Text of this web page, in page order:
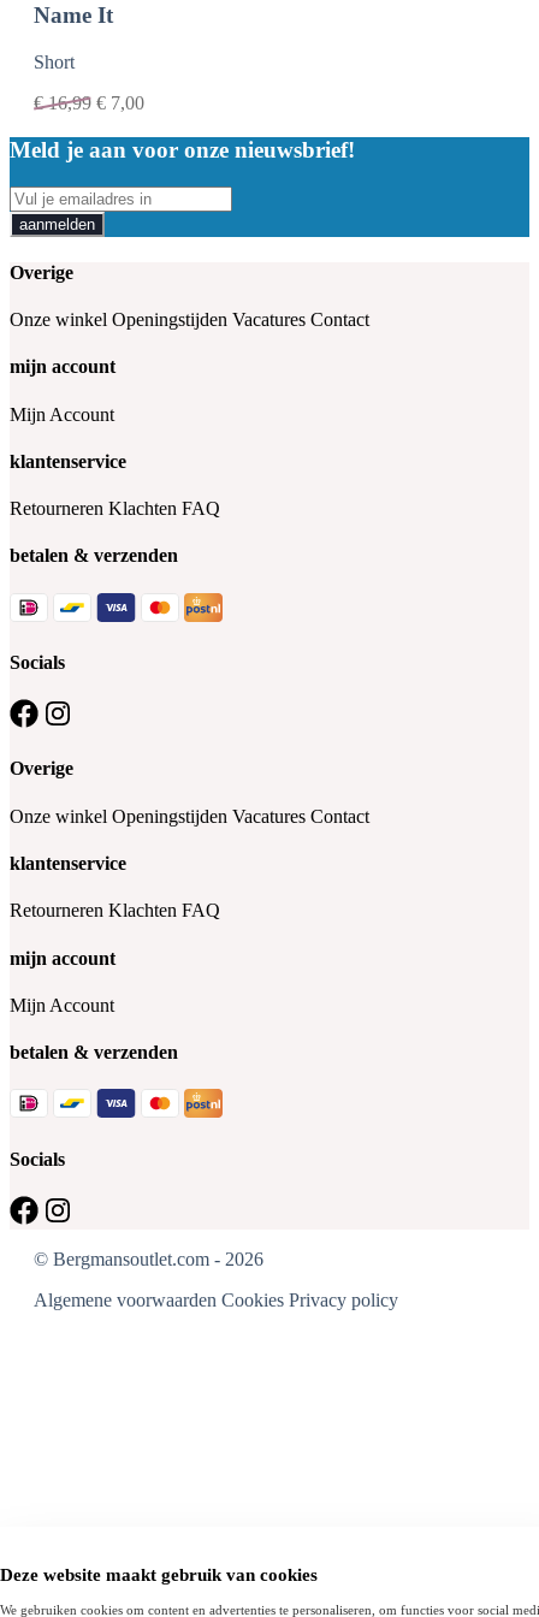
Deze website maakt gebruik van cookies
We gebruiken cookies om content en advertenties te personaliseren, om functies voor social
Name It
Short
€16,99 € 7,00
Meld je aan voor onze nieuwsbrief!
aanmelden
Overige
Onze winkel Openingstijden Vacatures Contact
mijn account
Mijn Account
klantenservice
Retourneren Klachten FAQ
betalen & verzenden
Socials
Overige
Onze winkel Openingstijden Vacatures Contact
klantenservice
Retourneren Klachten FAQ
mijn account
Mijn Account
betalen & verzenden
Socials
© Bergmansoutlet.com - 2026
Algemene voorwaarden Cookies Privacy policy